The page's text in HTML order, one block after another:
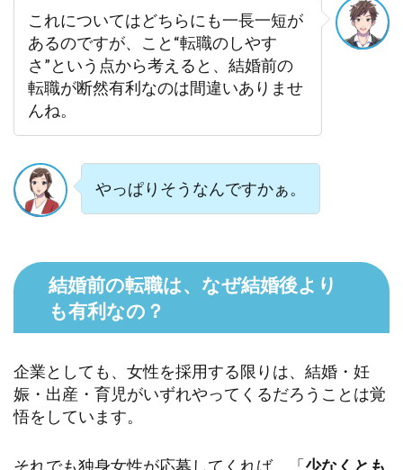
これについてはどちらにも一長一短が
あるのですが、こと“転職のしやす
さ”という点から考えると、結婚前の
転職が断然有利なのは間違いありませ
んね。
やっぱりそうなんですかぁ。
結婚前の転職は、なぜ結婚後より
も有利なの？
企業としても、女性を採用する限りは、結婚・妊
娠・出産・育児がいずれやってくるだろうことは覚
悟をしています。
それでも独身女性が応募してくれば、「少なくとも